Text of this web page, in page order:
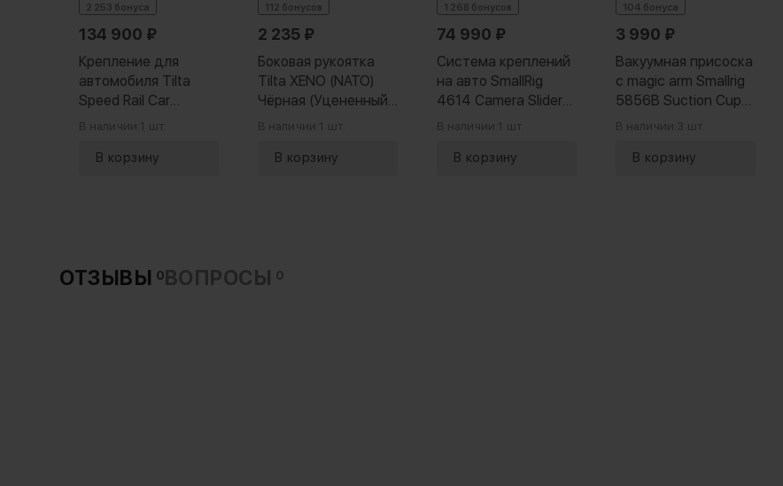
2 253 бонуса
134 900 ₽
Крепление для
автомобиля Tilta
Speed Rail Car
Mounting Kit
В наличии: 1 шт.
112 бонусов
2 235 ₽
Боковая рукоятка
Tilta XENO (NATO)
Чёрная (Уцененный
кат.Б)
В наличии: 1 шт.
1 268 бонусов
74 990 ₽
Система креплений
на авто SmallRig
4614 Camera Slider
Support Kit
В наличии: 1 шт.
104 бонуса
3 990 ₽
Вакуумная присоска
с magic arm Smallrig
5856B Suction Cup
Mount для экшн-
В наличии: 3 шт.
ОТЗЫВЫ 0ВОПРОСЫ 0